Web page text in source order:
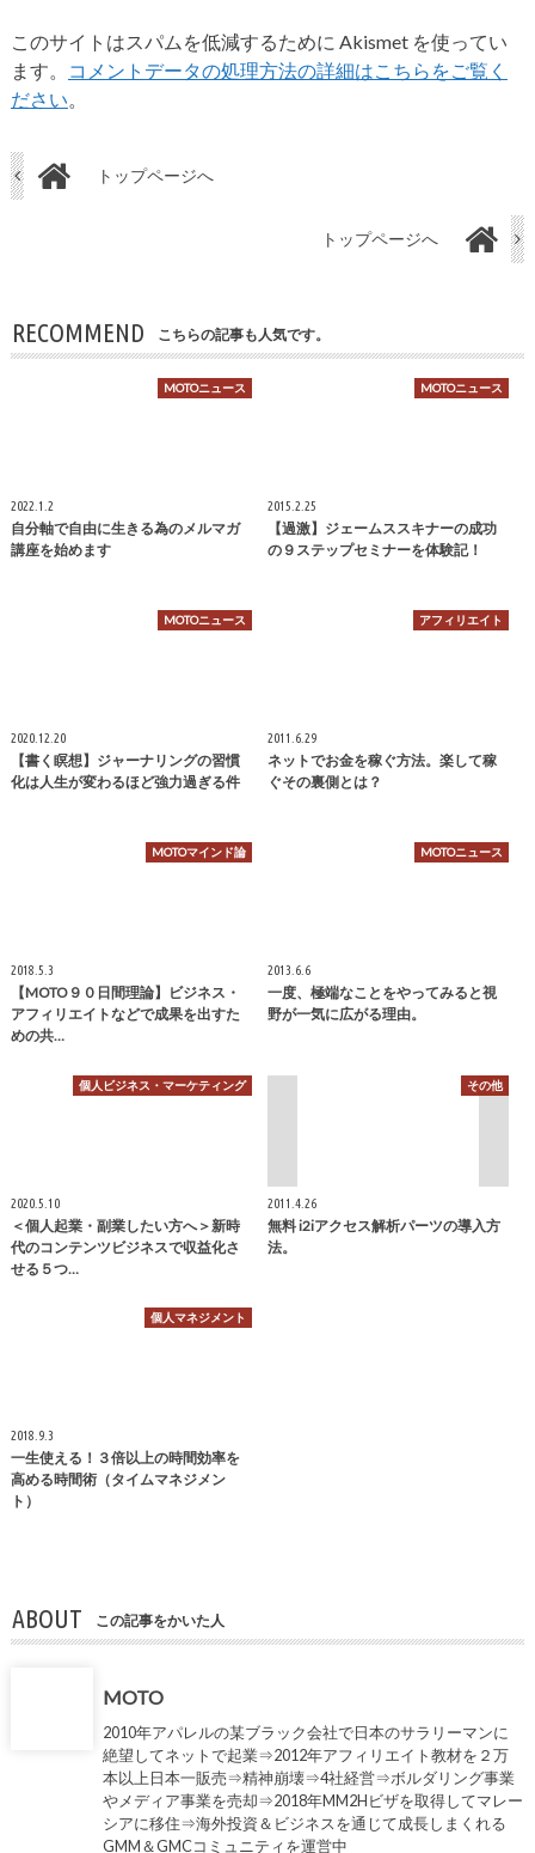
このサイトはスパムを低減するために Akismet を使ってい
ます。
コメントデータの処理方法の詳細はこちらをご覧く
ださい。
トップページへ
トップページへ
RECOMMEND こちらの記事も人気です。
MOTOニュース
2022.1.2
自分軸で自由に生きる為のメルマガ
講座を始めます
MOTOニュース
2015.2.25
【過激】ジェームススキナーの成功
の９ステップセミナーを体験記！
MOTOニュース
2020.12.20
【書く瞑想】ジャーナリングの習慣
化は人生が変わるほど強力過ぎる件
アフィリエイト
2011.6.29
ネットでお金を稼ぐ方法。楽して稼
ぐその裏側とは？
MOTOマインド論
2018.5.3
【MOTO９０日間理論】ビジネス・
アフィリエイトなどで成果を出すた
めの共…
MOTOニュース
2013.6.6
一度、極端なことをやってみると視
野が一気に広がる理由。
個人ビジネス・マーケティング
2020.5.10
＜個人起業・副業したい方へ＞新時
代のコンテンツビジネスで収益化さ
せる５つ…
その他
2011.4.26
無料 i2iアクセス解析パーツの導入方
法。
個人マネジメント
2018.9.3
一生使える！３倍以上の時間効率を
高める時間術（タイムマネジメン
ト）
ABOUT この記事をかいた人
MOTO
2010年アパレルの某ブラック会社で日本のサラリーマンに
絶望してネットで起業⇒2012年アフィリエイト教材を２万
本以上日本一販売⇒精神崩壊⇒4社経営⇒ボルダリング事業
やメディア事業を売却⇒2018年MM2Hビザを取得してマレー
シアに移住⇒海外投資＆ビジネスを通じて成長しまくれる
GMM＆GMCコミュニティを運営中